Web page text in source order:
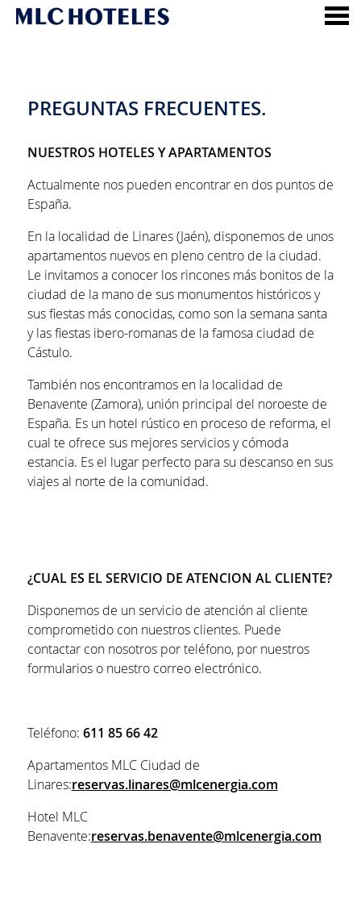
PREGUNTAS FRECUENTES.
NUESTROS HOTELES Y APARTAMENTOS
Actualmente nos pueden encontrar en dos puntos de
España.
En la localidad de Linares (Jaén), disponemos de unos
apartamentos nuevos en pleno centro de la ciudad.
Le invitamos a conocer los rincones más bonitos de la
ciudad de la mano de sus monumentos históricos y
sus fiestas más conocidas, como son la semana santa
y las fiestas ibero-romanas de la famosa ciudad de
Cástulo.
También nos encontramos en la localidad de
Benavente (Zamora), unión principal del noroeste de
España. Es un hotel rústico en proceso de reforma, el
cual te ofrece sus mejores servicios y cómoda
estancia. Es el lugar perfecto para su descanso en sus
viajes al norte de la comunidad.
¿CUAL ES EL SERVICIO DE ATENCION AL CLIENTE?
Disponemos de un servicio de atención al cliente
comprometido con nuestros clientes. Puede
contactar con nosotros por teléfono, por nuestros
formularios o nuestro correo electrónico.
Teléfono: 611 85 66 42
Apartamentos MLC Ciudad de
Linares:reservas.linares@mlcenergia.com
Hotel MLC
Benavente:reservas.benavente@mlcenergia.com